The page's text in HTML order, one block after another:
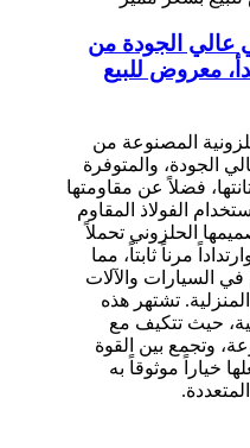
الجودة من
معروض للبيع
المصنوعة من
الجودة، والمتوفرة
فضلاً عن مقاومتها
الفولاذ المقاوم
الحلزوني تحملاً
مرناً ثابتاً، مما
في السيارات والآلات
تشتهر هذه
حيث تتكيف مع
وتجمع بين القوة
خياراً موثوقاً به